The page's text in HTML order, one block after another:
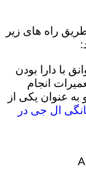
راه های زیر
با دارا بودن
انجام
عنوان یکی از
ال جی در